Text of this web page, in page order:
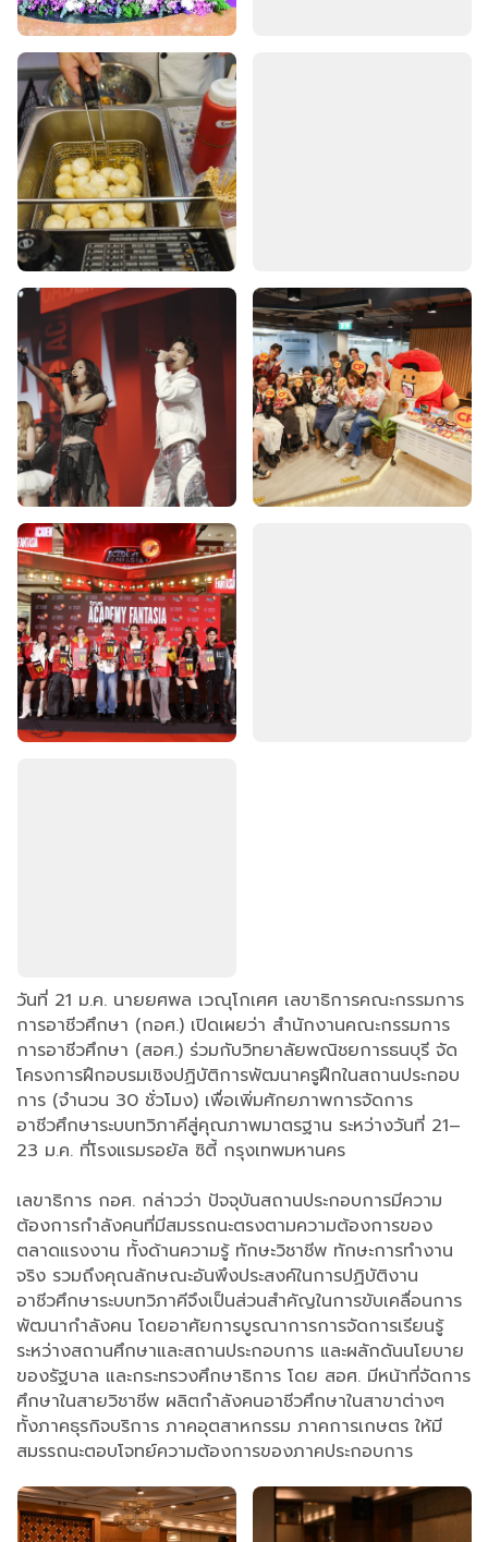
วันที่ 21 ม.ค. นายยศพล เวณุโกเศศ เลขาธิการคณะกรรมการ
การอาชีวศึกษา (กอศ.) เปิดเผยว่า สำนักงานคณะกรรมการ
การอาชีวศึกษา (สอศ.) ร่วมกับวิทยาลัยพณิชยการธนบุรี จัด
โครงการฝึกอบรมเชิงปฏิบัติการพัฒนาครูฝึกในสถานประกอบ
การ (จำนวน 30 ชั่วโมง) เพื่อเพิ่มศักยภาพการจัดการ
อาชีวศึกษาระบบทวิภาคีสู่คุณภาพมาตรฐาน ระหว่างวันที่ 21–
23 ม.ค. ที่โรงแรมรอยัล ซิตี้ กรุงเทพมหานคร
เลขาธิการ กอศ. กล่าวว่า ปัจจุบันสถานประกอบการมีความ
ต้องการกำลังคนที่มีสมรรถนะตรงตามความต้องการของ
ตลาดแรงงาน ทั้งด้านความรู้ ทักษะวิชาชีพ ทักษะการทำงาน
จริง รวมถึงคุณลักษณะอันพึงประสงค์ในการปฏิบัติงาน
อาชีวศึกษาระบบทวิภาคีจึงเป็นส่วนสำคัญในการขับเคลื่อนการ
พัฒนากำลังคน โดยอาศัยการบูรณาการการจัดการเรียนรู้
ระหว่างสถานศึกษาและสถานประกอบการ และผลักดันนโยบาย
ของรัฐบาล และกระทรวงศึกษาธิการ โดย สอศ. มีหน้าที่จัดการ
ศึกษาในสายวิชาชีพ ผลิตกำลังคนอาชีวศึกษาในสาขาต่างๆ
ทั้งภาคธุรกิจบริการ ภาคอุตสาหกรรม ภาคการเกษตร ให้มี
สมรรถนะตอบโจทย์ความต้องการของภาคประกอบการ